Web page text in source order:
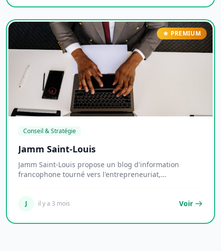
PREMIUM
Conseil & Stratégie
Jamm Saint-Louis
Jamm Saint-Louis propose un blog d'information
francophone tourné vers l'entrepreneuriat,
J il y a 3 mois Voir